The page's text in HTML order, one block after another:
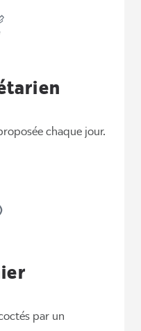
chaque jour.
par un